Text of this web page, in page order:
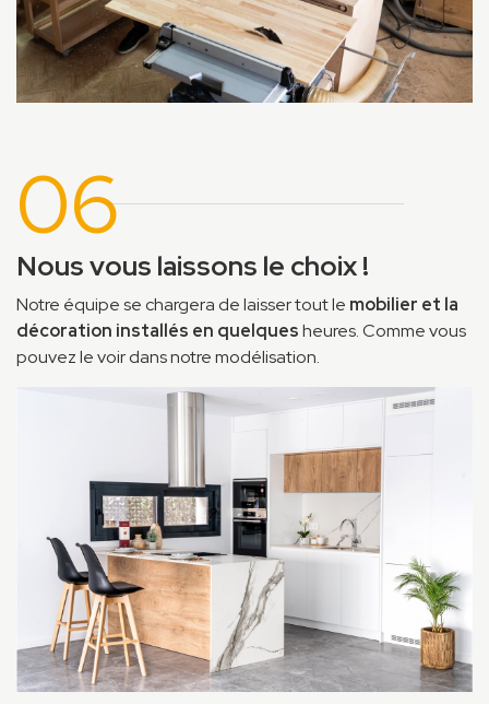
06
Nous vous laissons le choix !
Notre équipe se chargera de laisser tout le mobilier et la
décoration installés en quelquesheures. Comme vous
pouvez le voir dans notre modélisation.